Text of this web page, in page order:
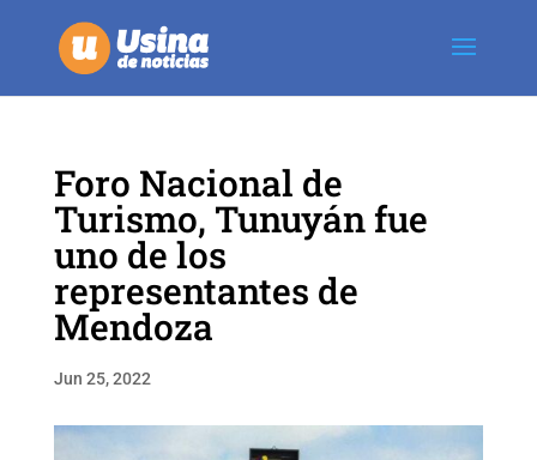
Foro Nacional de
Turismo, Tunuyán fue
uno de los
representantes de
Mendoza
Jun 25, 2022